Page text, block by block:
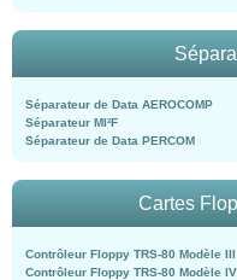
Séparateur de Data AEROCOMP
Séparateur MI²F
Séparateur de Data PERCOM
Cartes
Contrôleur Floppy TRS-80 Modèle III
Contrôleur Floppy TRS-80 Modèle IV